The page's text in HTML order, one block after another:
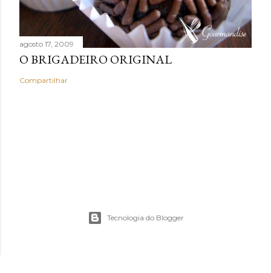
agosto 17, 2009
O BRIGADEIRO ORIGINAL
Compartilhar
Tecnologia do Blogger